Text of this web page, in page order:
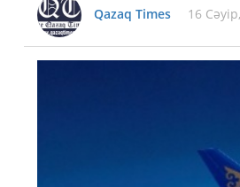
Qazaq Times 16